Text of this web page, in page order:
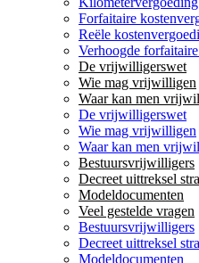
Forfaitaire
Reële
Verhoogde
De vrijwilligerswet
Wie mag vrijwilligen
Waar kan men
De vrijwilligerswet
Wie mag vrijwilligen
Waar kan men
Bestuursvrijwilligers
Decreet uittreksel
Modeldocumenten
Veel gestelde vragen
Bestuursvrijwilligers
Decreet uittreksel
Modeldocumenten